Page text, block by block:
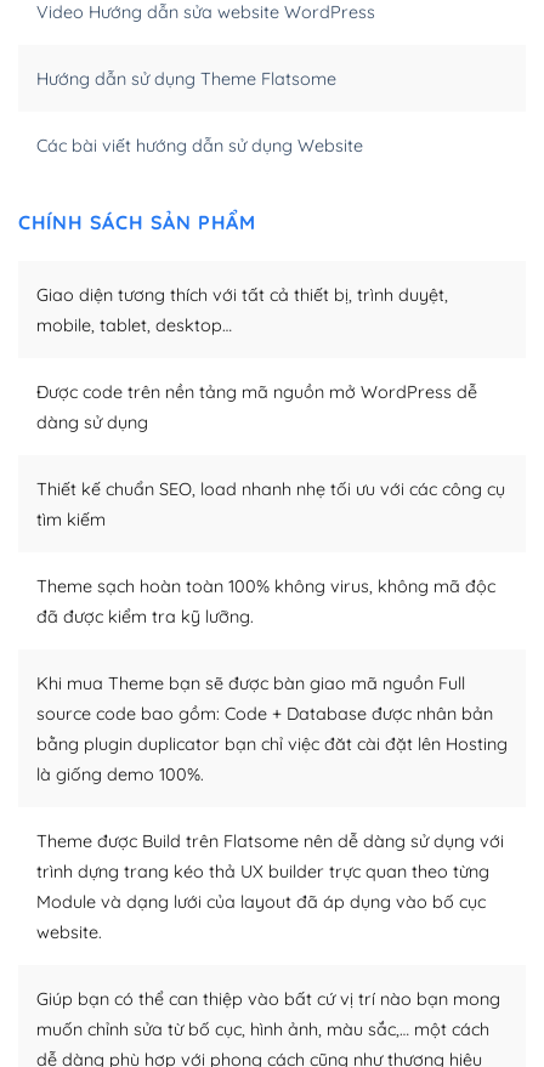
hóa nội dung cho SEO.
Khi bạn dùng WordPress để thiết kế web thì trang web
kiếm.
Khi bạn sử dụng WordPress, thì vấn đề giao diện của
bạn trở nên dễ dàng và nhanh chóng. Với kho Theme
Nếu bạn có các kỹ thuật cơ bản với một theme được
tìm kiếm chúng trên Internet hoặc nhờ chuyên gia.
Dễ dàng tùy chỉnh trên WordPress
– Sở hữu một cộng đồng lớn, sẵn sàng hỗ trợ
người cuồng tín WordPress.
Nếu bạn gặp khó khăn, bạn có thể lên mạng và tìm
kiếm những cộng đồng WordPress, họ sẽ giúp bạn trả
Cộng đồng sử dụng WordPress sẵn sàng hỗ trợ bạn
– Đa dạng plugin và themes
nhiều plugin trả phí hoặc miễn phí.
Video Hướng dẫn sửa website WordPress
Hướng dẫn sử dụng Theme Flatsome
Các bài viết hướng dẫn sử dụng Website
CHÍNH SÁCH SẢN PHẨM
Giao diện tương thích với tất cả thiết bị, trình duyệt,
mobile, tablet, desktop…
Được code trên nền tảng mã nguồn mở WordPress dễ
dàng sử dụng
Thiết kế chuẩn SEO, load nhanh nhẹ tối ưu với các công cụ
tìm kiếm
Theme sạch hoàn toàn 100% không virus, không mã độc
đã được kiểm tra kỹ lưỡng.
Khi mua Theme bạn sẽ được bàn giao mã nguồn Full
source code bao gồm: Code + Database được nhân bản
bằng plugin duplicator bạn chỉ việc đăt cài đặt lên Hosting
là giống demo 100%.
Theme được Build trên Flatsome nên dễ dàng sử dụng với
trình dựng trang kéo thả UX builder trực quan theo từng
Module và dạng lưới của layout đã áp dụng vào bố cục
website.
Giúp bạn có thể can thiệp vào bất cứ vị trí nào bạn mong
muốn chỉnh sửa từ bố cục, hình ảnh, màu sắc,… một cách
dễ dàng phù hợp với phong cách cũng như thương hiệu